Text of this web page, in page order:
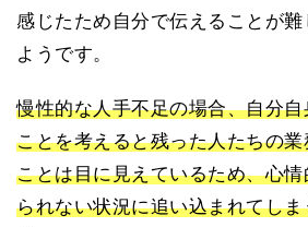
感じたため自分で伝えることが
ようです。
慢性的な人手不足の場合、自分
ことを考えると残った人たちの
ことは目に見えているため、心
られない状況に追い込まれてし